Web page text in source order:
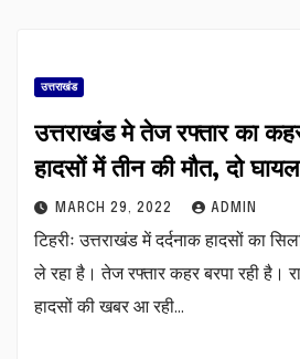
उत्तराखंड
उत्तराखंड मे तेज रफ्तार का
हादसों में तीन की मौत, दो घायल
MARCH 29, 2022 ADMIN
टिहरीः उत्तराखंड में दर्दनाक हादसों का
ले रहा है। तेज रफ्तार कहर बरपा रही है।
हादसों की खबर आ रही…